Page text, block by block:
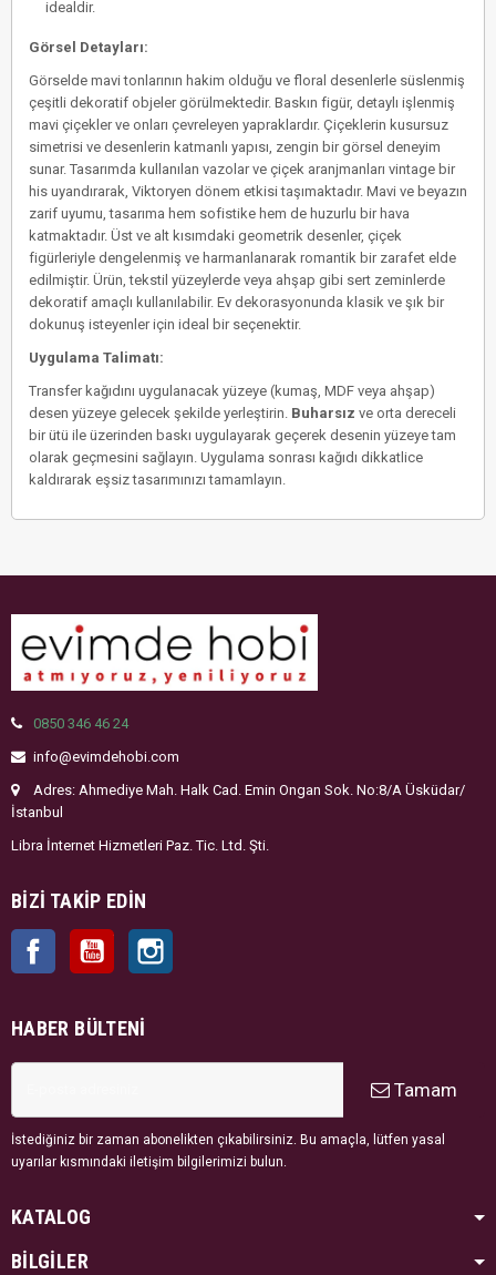
idealdir.
Görsel Detayları:
Görselde mavi tonlarının hakim olduğu ve floral desenlerle süslenmiş
çeşitli dekoratif objeler görülmektedir. Baskın figür, detaylı işlenmiş
mavi çiçekler ve onları çevreleyen yapraklardır. Çiçeklerin kusursuz
simetrisi ve desenlerin katmanlı yapısı, zengin bir görsel deneyim
sunar. Tasarımda kullanılan vazolar ve çiçek aranjmanları vintage bir
his uyandırarak, Viktoryen dönem etkisi taşımaktadır. Mavi ve beyazın
zarif uyumu, tasarıma hem sofistike hem de huzurlu bir hava
katmaktadır. Üst ve alt kısımdaki geometrik desenler, çiçek
figürleriyle dengelenmiş ve harmanlanarak romantik bir zarafet elde
edilmiştir. Ürün, tekstil yüzeylerde veya ahşap gibi sert zeminlerde
dekoratif amaçlı kullanılabilir. Ev dekorasyonunda klasik ve şık bir
dokunuş isteyenler için ideal bir seçenektir.
Uygulama Talimatı:
Transfer kağıdını uygulanacak yüzeye (kumaş, MDF veya ahşap)
desen yüzeye gelecek şekilde yerleştirin. Buharsız ve orta dereceli
bir ütü ile üzerinden baskı uygulayarak geçerek desenin yüzeye tam
olarak geçmesini sağlayın. Uygulama sonrası kağıdı dikkatlice
kaldırarak eşsiz tasarımınızı tamamlayın.
0850 346 46 24
info@evimdehobi.com
Adres: Ahmediye Mah. Halk Cad. Emin Ongan Sok. No:8/A Üsküdar/
İstanbul
Libra İnternet Hizmetleri Paz. Tic. Ltd. Şti.
BIZI TAKIP EDIN
Facebook YouTube
HABER BÜLTENI
Tamam
İstediğiniz bir zaman abonelikten çıkabilirsiniz. Bu amaçla, lütfen yasal
uyarılar kısmındaki iletişim bilgilerimizi bulun.
KATALOG
BİLGİLER